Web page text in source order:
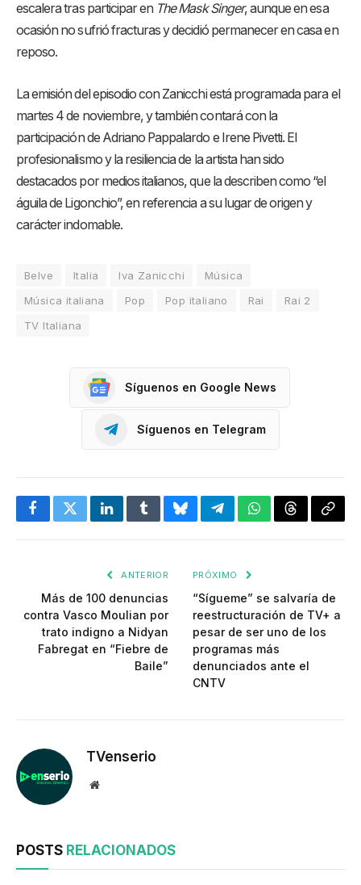
escalera tras participar en The Mask Singer, aunque en esa
ocasión no sufrió fracturas y decidió permanecer en casa en
reposo.
La emisión del episodio con Zanicchi está programada para el
martes 4 de noviembre, y también contará con la
participación de Adriano Pappalardo e Irene Pivetti. El
profesionalismo y la resiliencia de la artista han sido
destacados por medios italianos, que la describen como “el
águila de Ligonchio”, en referencia a su lugar de origen y
carácter indomable.
Belve Italia Iva Zanicchi
Música
Música italiana
Pop Pop italiano Rai
Rai 2
TV Italiana
Síguenos en Google News
Síguenos en Telegram
FacebookTwitterLinkedInTumblrBlueskyTelegramWhatsApp
Threads
ANTERIOR
Más de 100 denuncias
contra Vasco Moulian por
trato indigno a Nidyan
Fabregat en “Fiebre de
Baile”
PRÓXIMO
“Sígueme” se salvaría de
reestructuración de TV+ a
pesar de ser uno de los
programas más
denunciados ante el
CNTV
TVenserio
Website
POSTS RELACIONADOS